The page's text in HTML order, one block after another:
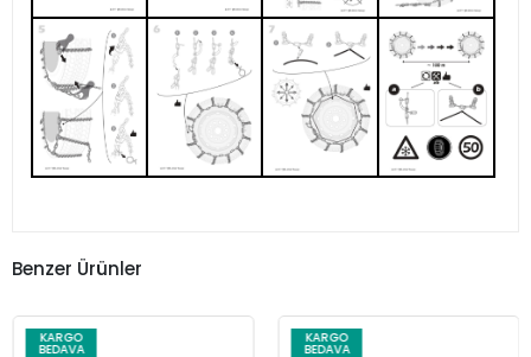
Benzer Ürünler
KARGO
BEDAVA
KARGO
BEDAVA